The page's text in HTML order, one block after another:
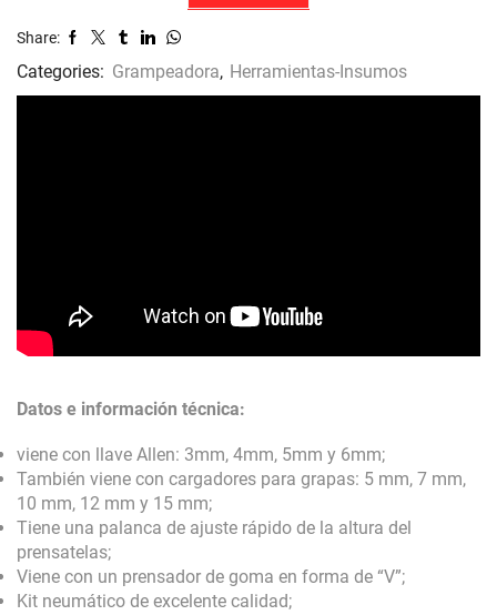
PN
Share:
Categories: Grampeadora, Herramientas-Insumos
Datos e información técnica:
viene con llave Allen: 3mm, 4mm, 5mm y 6mm;
También viene con cargadores para grapas: 5 mm, 7 mm,
10 mm, 12 mm y 15 mm;
Tiene una palanca de ajuste rápido de la altura del
prensatelas;
Viene con un prensador de goma en forma de “V”;
Kit neumático de excelente calidad;